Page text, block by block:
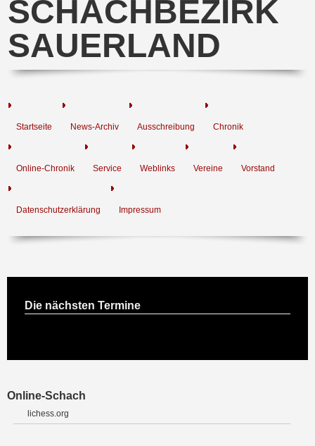
SCHACHBEZIRK
SAUERLAND
Startseite News-Archiv Ausschreibung Chronik
Online-Chronik Service Weblinks Vereine Vorstand
Datenschutzerklärung Impressum
Die nächsten Termine
Online-Schach
lichess.org